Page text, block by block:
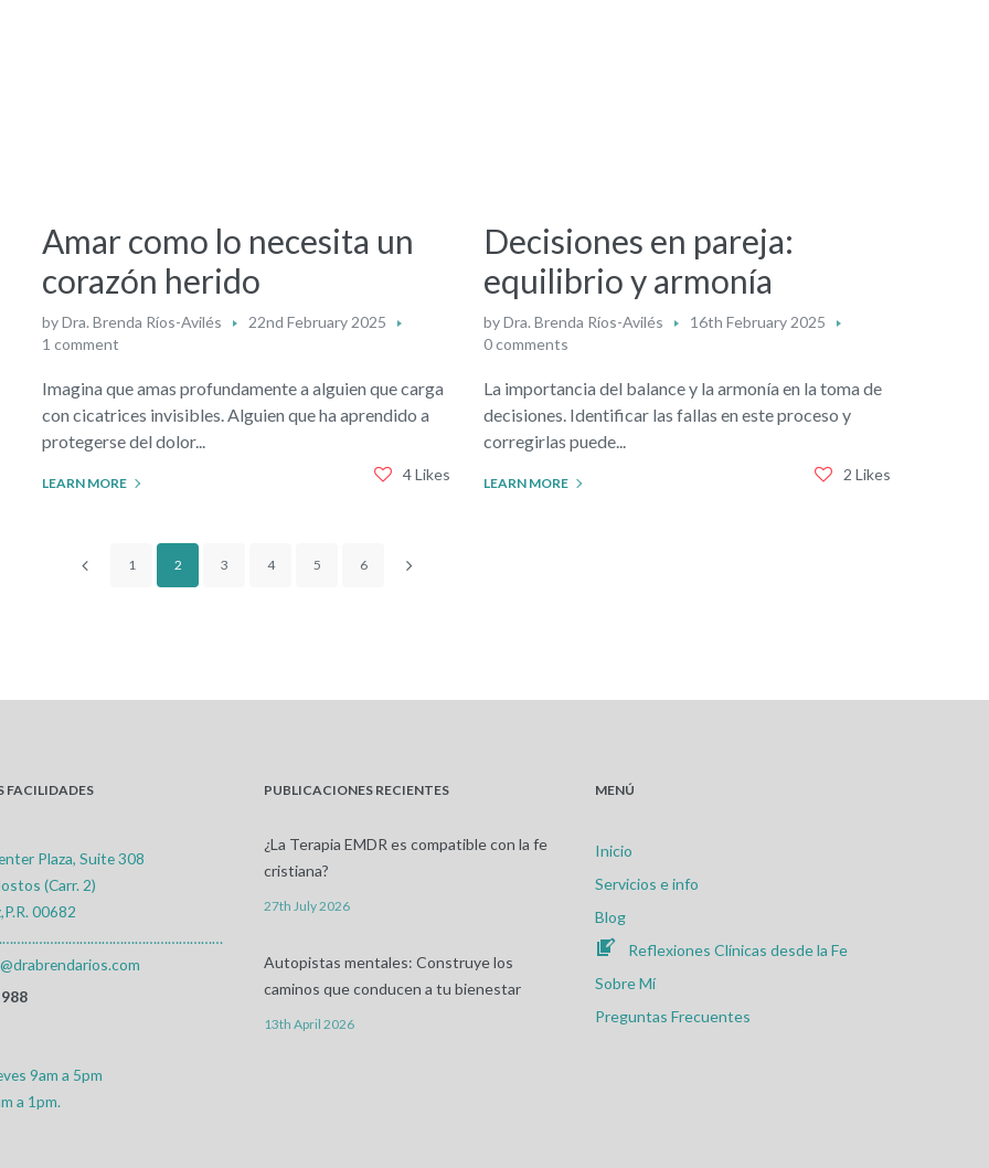
Amar como lo necesita un
corazón herido
byDra. Brenda Ríos-Avilés
22nd February 2025
1 comment
Imagina que amas profundamente a alguien que carga
con cicatrices invisibles. Alguien que ha aprendido a
protegerse del dolor...
LEARN MORE 4 Likes
Decisiones en pareja:
equilibrio y armonía
byDra. Brenda Ríos-Avilés
16th February 2025
0 comments
La importancia del balance y la armonía en la toma de
decisiones. Identificar las fallas en este proceso y
corregirlas puede...
LEARN MORE 2 Likes
1 2 3 4 5 6
FACILIDADES
Plaza, Suite 308
(Carr. 2)
00682
9am a 5pm
a 1pm.
PUBLICACIONES RECIENTES
¿La Terapia EMDR es compatible con la fe
cristiana?
27th July 2026
Autopistas mentales: Construye los
caminos que conducen a tu bienestar
13th April 2026
MENÚ
Inicio
Servicios e info
Blog
Reflexiones Clínicas desde la Fe
Sobre Mí
Preguntas Frecuentes